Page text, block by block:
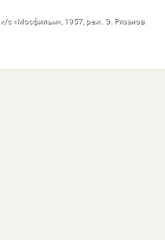
к/с «Мосфильм», 1957, реж. Э. Рязанов